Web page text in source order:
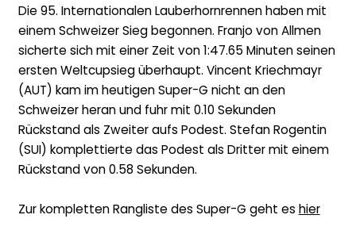
Die 95. Internationalen Lauberhornrennen haben mit
einem Schweizer Sieg begonnen. Franjo von Allmen
sicherte sich mit einer Zeit von 1:47.65 Minuten seinen
ersten Weltcupsieg überhaupt. Vincent Kriechmayr
(AUT) kam im heutigen Super-G nicht an den
Schweizer heran und fuhr mit 0.10 Sekunden
Rückstand als Zweiter aufs Podest. Stefan Rogentin
(SUI) komplettierte das Podest als Dritter mit einem
Rückstand von 0.58 Sekunden.
Zur kompletten Rangliste des Super-G geht es hier